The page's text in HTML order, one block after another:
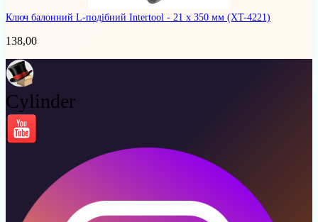
Ключ балонний L-подібний Intertool - 21 х 350 мм (XT-4221)
138,00
Cylinder